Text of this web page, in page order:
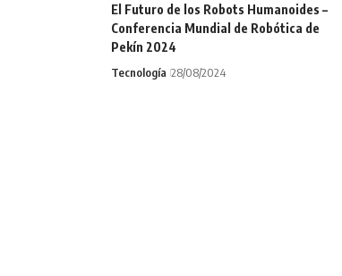
El Futuro de los Robots Humanoides –
Conferencia Mundial de Robótica de
Pekín 2024
Tecnología 28/08/2024